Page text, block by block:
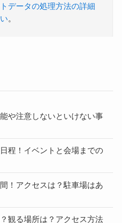
データの処理方法の詳細
。
や注意しないといけない事
程！イベントと会場までの
！アクセスは？駐車場はあ
観る場所は？アクセス方法